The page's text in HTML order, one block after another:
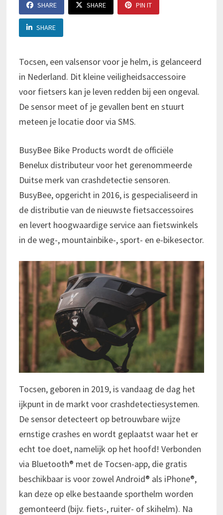
SHARE SHARE PIN IT
SHARE
Tocsen, een valsensor voor je helm, is gelanceerd
in Nederland. Dit kleine veiligheidsaccessoire
voor fietsers kan je leven redden bij een ongeval.
De sensor meet of je gevallen bent en stuurt
meteen je locatie door via SMS.
BusyBee Bike Products wordt de officiële
Benelux distributeur voor het gerenommeerde
Duitse merk van crashdetectie sensoren.
BusyBee, opgericht in 2016, is gespecialiseerd in
de distributie van de nieuwste fietsaccessoires
en levert hoogwaardige service aan fietswinkels
in de weg-, mountainbike-, sport- en e-bikesector.
Tocsen, geboren in 2019, is vandaag de dag het
ijkpunt in de markt voor crashdetectiesystemen.
De sensor detecteert op betrouwbare wijze
ernstige crashes en wordt geplaatst waar het er
echt toe doet, namelijk op het hoofd! Verbonden
via Bluetooth® met de Tocsen-app, die gratis
beschikbaar is voor zowel Android® als iPhone®,
kan deze op elke bestaande sporthelm worden
gemonteerd (bijv. fiets-, ruiter- of skihelm). Na